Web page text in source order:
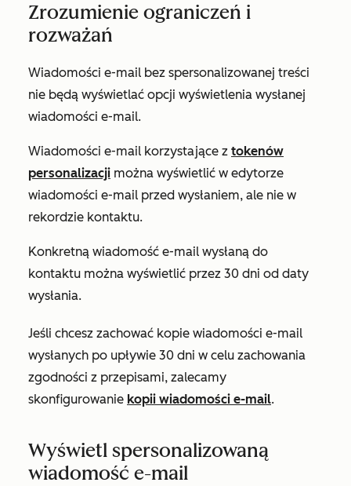
Zrozumienie ograniczeń i
rozważań
Wiadomości e-mail bez spersonalizowanej treści
nie będą wyświetlać opcji wyświetlenia wysłanej
wiadomości e-mail.
Wiadomości e-mail korzystające z tokenów
personalizacji można wyświetlić w edytorze
wiadomości e-mail przed wysłaniem, ale nie w
rekordzie kontaktu.
Konkretną wiadomość e-mail wysłaną do
kontaktu można wyświetlić przez 30 dni od daty
wysłania.
Jeśli chcesz zachować kopie wiadomości e-mail
wysłanych po upływie 30 dni w celu zachowania
zgodności z przepisami, zalecamy
skonfigurowanie kopii wiadomości e-mail.
Wyświetl spersonalizowaną
wiadomość e-mail